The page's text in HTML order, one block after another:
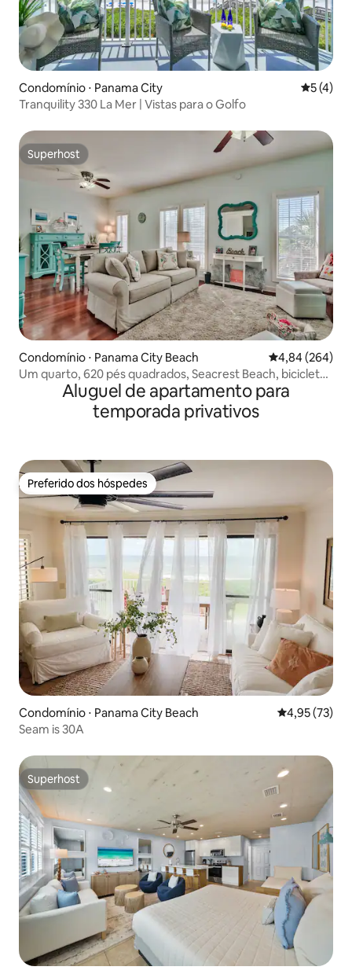
Condomínio ⋅ Panama City 5 de
5 (4)
Tranquility 330 La Mer | Vistas para o Golfo
Superhost
Superhost
Condomínio ⋅ Panama City Beach 4,84 de uma
4,84 (264)
Um quarto, 620 pés quadrados, Seacrest Beach, bicicletas
gratuitasAluguel de apartamento para
temporada privativos
Preferido dos hóspedes
Preferido dos hóspedes
Condomínio ⋅ Panama City Beach 4,95 de uma
4,95 (73)
Seam is 30A
Superhost
Superhost